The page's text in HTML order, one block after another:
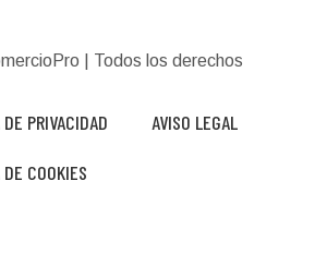
| Todos los derechos
PRIVACIDAD AVISO LEGAL
COOKIES